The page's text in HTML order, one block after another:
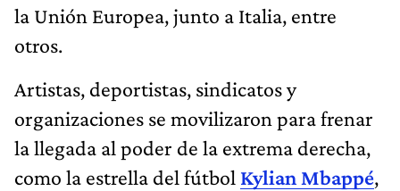
la Unión Europea, junto a Italia, entre
otros.
Artistas, deportistas, sindicatos y
organizaciones se movilizaron para frenar
la llegada al poder de la extrema derecha,
como la estrella del fútbol Kylian Mbappé,